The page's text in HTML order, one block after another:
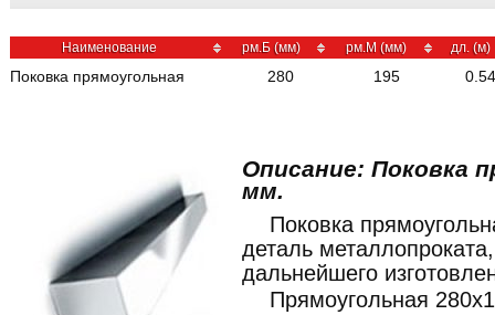
Наименование рм.Б (мм) рм.М (мм) дл. (м)
Поковка прямоугольная 280 195 0.54
Описание: Поковка
мм.
Поковка
деталь
дальнейшего
Прямоугольная